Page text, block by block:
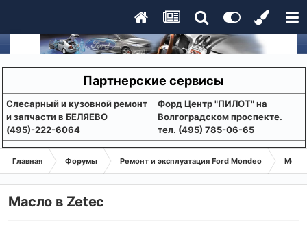
Партнерские сервисы
Слесарный и кузовной ремонт
и запчасти в БЕЛЯЕВО
(495)-222-6064
Форд Центр "ПИЛОТ" на
Волгоградском проспекте.
тел. (495) 785-06-65
Главная Форумы Ремонт и эксплуатация Ford Mondeo
Масло в Zetec